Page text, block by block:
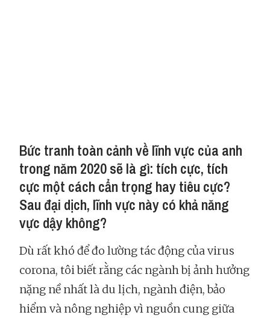
Bức tranh toàn cảnh về lĩnh vực của anh
trong năm 2020 sẽ là gì: tích cực, tích
cực một cách cẩn trọng hay tiêu cực?
Sau đại dịch, lĩnh vực này có khả năng
vực dậy không?
Dù rất khó để đo lường tác động của virus
corona, tôi biết rằng các ngành bị ảnh hưởng
nặng nề nhất là du lịch, ngành điện, bảo
hiểm và nông nghiệp vì nguồn cung giữa